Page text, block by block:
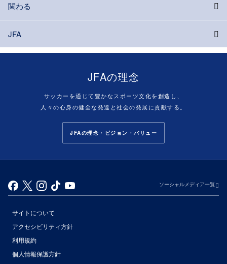
関わる
JFA
JFAの理念
サッカーを通じて豊かなスポーツ文化を創造し、
人々の心身の健全な発達と社会の発展に貢献する。
JFAの理念・ビジョン・バリュー
ソーシャルメディア一覧
サイトについて
アクセシビリティ方針
利用規約
個人情報保護方針